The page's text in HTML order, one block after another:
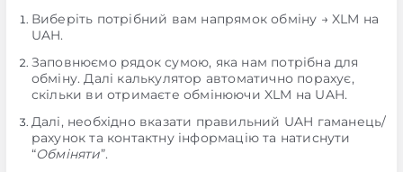
Виберіть потрібний вам напрямок обміну → XLM на
UAH.
Заповнюємо рядок сумою, яка нам потрібна для
обміну. Далі калькулятор автоматично порахує,
скільки ви отримаєте обмінюючи XLM на UAH.
Далі, необхідно вказати правильний UAH гаманець/
рахунок та контактну інформацію та натиснути
“Обміняти”.